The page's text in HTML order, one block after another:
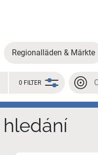
Regionalläden & Märkte
0 FILTER